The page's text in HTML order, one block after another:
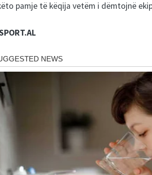
pamje të këqija vetëm i dëmtojnë